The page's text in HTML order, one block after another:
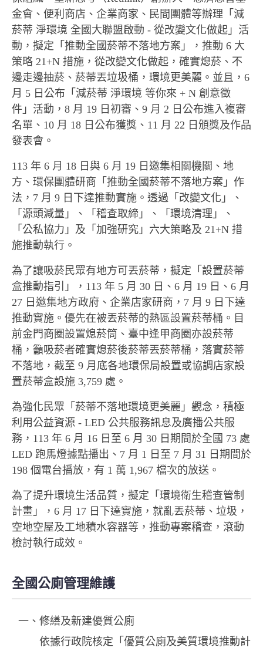
金會、便利商店、企業商家、民間團體等辦理「減
菸蒂 淨環境 全國大聯盟啟動 - 從改變文化做起」活
動，擬定「推動全國菸蒂不落地方案」，推動 6 大
策略 21+N 措施，從改變文化做起，確實熄菸、不
邊走邊抽菸、菸蒂丟垃圾桶，環境更美麗。並且，6
月 5 日公布「減菸蒂 淨環境 等你來 + N 創意徵
件」活動，8 月 19 日初審、9 月 2 日公布進入複審
名單、10 月 18 日公布獲獎、11 月 22 日頒獎及作品
發表會。
113 年 6 月 18 日與 6 月 19 日邀集相關機關、地
方、環保團體研商「推動全國菸蒂不落地方案」作
法，7 月 9 日下達推動實施。透過「改變文化」、
「源頭減量」、「稽查取締」、「環境清理」、
「公私協力」及「加強研究」六大策略及 21+N 措
施推動執行。
為了讓吸菸民眾有地方可丟菸蒂，擬定「設置菸蒂
盒推動指引」，113 年 5 月 30 日、6 月 19 日、6 月
27 日邀集地方政府、企業店家研商，7 月 9 日下達
推動實施。優先在被丟菸蒂的熱區設置菸蒂桶。目
前金門商圈設置熄菸筒、臺中逢甲商圈亦設菸蒂
桶，籲吸菸者確實熄菸後菸蒂丟菸蒂桶，落實菸蒂
不落地，截至 9 月底各地環保局設置或協調店家設
置菸蒂盒設施 3,759 處。
為強化民眾「菸蒂不落地環境更美麗」觀念，積極
利用公益資源 - LED 公共服務訊息及廣播公共服
務，113 年 6 月 16 日至 6 月 30 日期間於全國 73 處
LED 跑馬燈據點播出、7 月 1 日至 7 月 31 日期間於
198 個電台播放，有 1 萬 1,967 檔次的放送。
為了提升環境生活品質，擬定「環境衛生稽查管制
計畫」，6 月 17 日下達實施，就亂丟菸蒂、垃圾，
空地空屋及工地積水容器等，推動專案稽查，滾動
檢討執行成效。
全國公廁管理維護
一、修繕及新建優質公廁
依據行政院核定「優質公廁及美質環境推動計